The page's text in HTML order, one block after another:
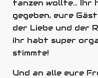
tanzen wollte... Ihr
gegeben, eure
der Liebe und der
ihr habt super
stimmte!
Und an alle eure